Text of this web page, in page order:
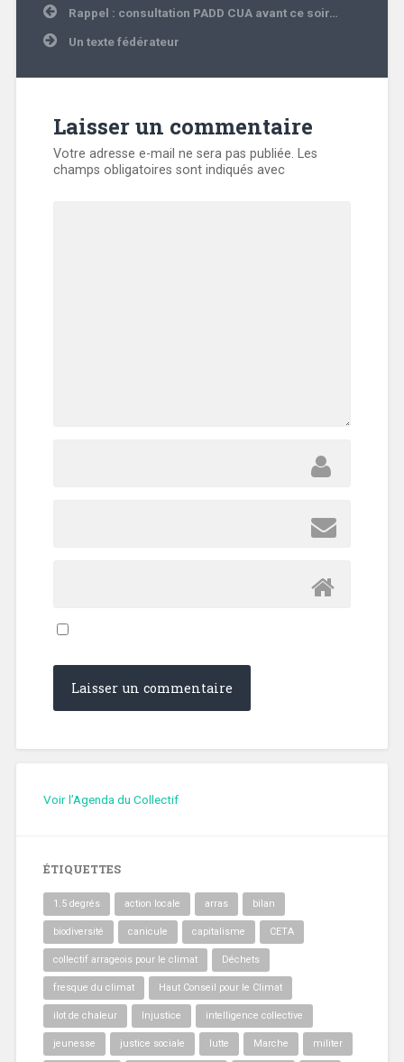
Navigation
de
l’article
Rappel : consultation PADD CUA avant ce soir…
Un texte fédérateur
Laisser un commentaire
Votre adresse e-mail ne sera pas publiée. Les
champs obligatoires sont indiqués avec
Voir l’Agenda du Collectif
ÉTIQUETTES
1.5 degrés action locale arras bilan
biodiversité canicule capitalisme CETA
collectif arrageois pour le climat Déchets
fresque du climat Haut Conseil pour le Climat
ilot de chaleur Injustice intelligence collective
jeunesse justice sociale lutte Marche militer